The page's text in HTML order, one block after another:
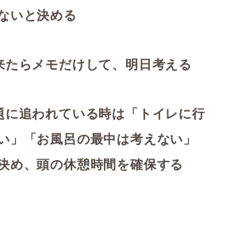
いと決める
らメモだけして、明日考える
追われている時は「トイレに行
」「お風呂の最中は考えない」
め、頭の休憩時間を確保する